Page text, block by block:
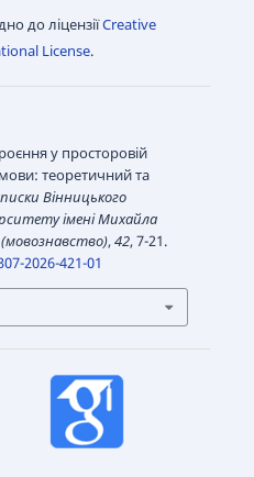
до ліцензіїCreative
License.
у просторовій
теоретичний та
Вінницького
імені Михайла
(мовознавство),42, 7-21.
2026-421-01